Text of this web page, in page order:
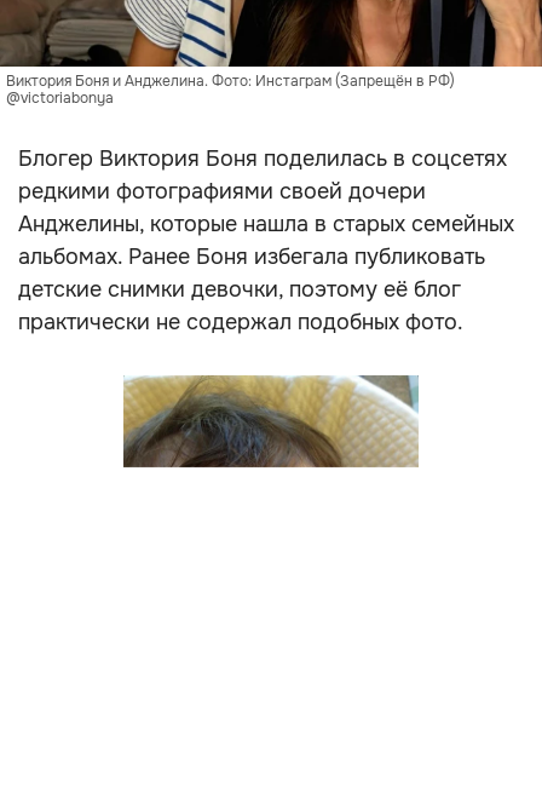
Виктория Боня и Анджелина. Фото: Инстаграм (Запрещён в РФ)
@victoriabonya
Блогер Виктория Боня поделилась в соцсетях
редкими фотографиями своей дочери
Анджелины, которые нашла в старых семейных
альбомах. Ранее Боня избегала публиковать
детские снимки девочки, поэтому её блог
практически не содержал подобных фото.